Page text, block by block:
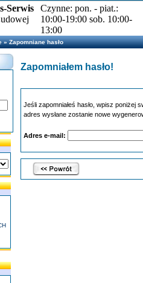
Serwis
Czynne: pon. - piat.:
10:00-19:00 sob. 10:00-
13:00
»Zapomniane hasło
Zapomniałem hasło!
Jeśli zapomniałeś hasło, wpisz poniżej
adres wysłane zostanie nowe
Adres e-mail: